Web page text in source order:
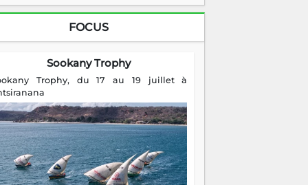
FOCUS
Sookany Trophy
Trophy, du 17 au 19 juillet à